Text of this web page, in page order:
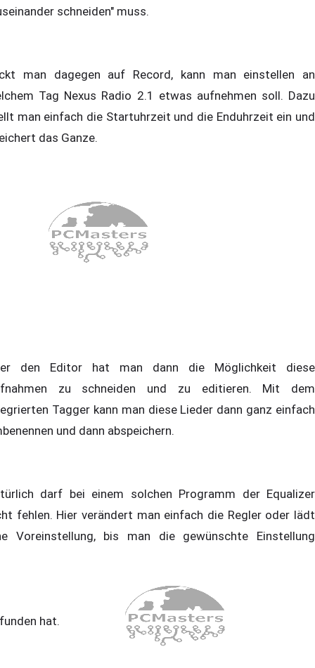
schneiden" muss.
man dagegen auf Record, kann man einstellen an
Tag Nexus Radio 2.1 etwas aufnehmen soll. Dazu
man einfach die Startuhrzeit und die Enduhrzeit ein und
das Ganze.
den Editor hat man dann die Möglichkeit diese
zu schneiden und zu editieren. Mit dem
Tagger kann man diese Lieder dann ganz einfach
und dann abspeichern.
darf bei einem solchen Programm der Equalizer
fehlen. Hier verändert man einfach die Regler oder lädt
Voreinstellung, bis man die gewünschte Einstellung
hat.